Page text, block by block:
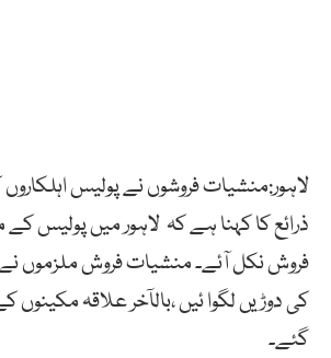
لاہور:منشیات فروشوں نے پولیس اہلکاروں
ذرائع کا کہنا ہے کہ لاہورمیںپولیسکے
فروشنکل آئے۔ منشیات فروشملزموں
کیدوڑیںلگوا ئیں ،بالآخرعلاقہمکینوں
گئے۔